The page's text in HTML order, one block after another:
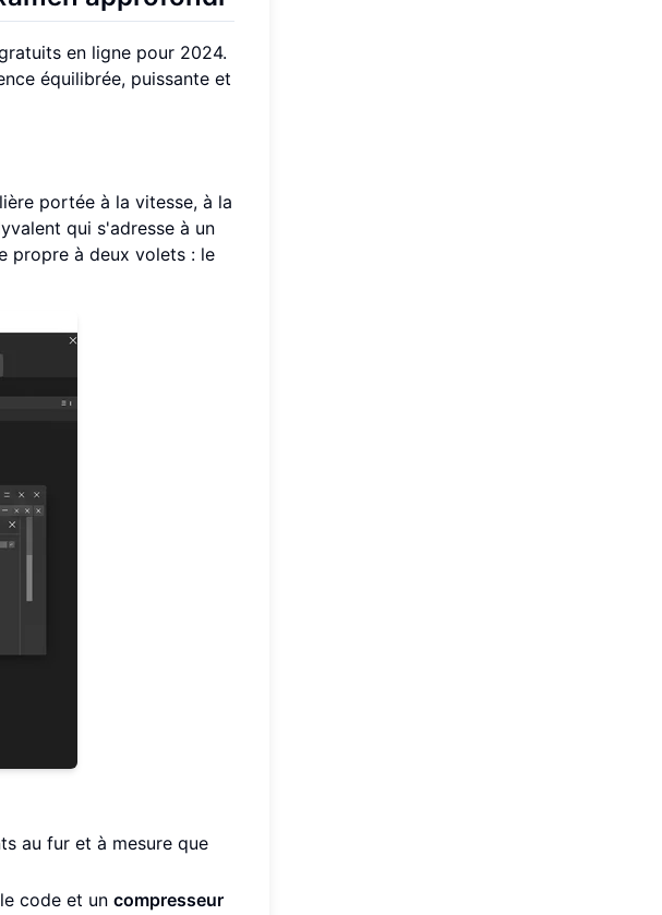
en ligne pour 2024.
équilibrée, puissante et
portée à la vitesse, à la
qui s'adresse à un
propre à deux volets : le
au fur et à mesure que
code et un compresseur